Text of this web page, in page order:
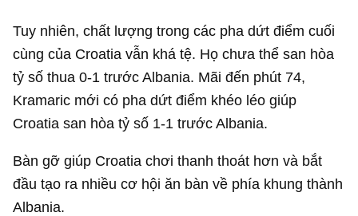
Tuy nhiên, chất lượng trong các pha dứt điểm cuối
cùng của Croatia vẫn khá tệ. Họ chưa thể san hòa
tỷ số thua 0-1 trước Albania. Mãi đến phút 74,
Kramaric mới có pha dứt điểm khéo léo giúp
Croatia san hòa tỷ số 1-1 trước Albania.
Bàn gỡ giúp Croatia chơi thanh thoát hơn và bắt
đầu tạo ra nhiều cơ hội ăn bàn về phía khung thành
Albania.